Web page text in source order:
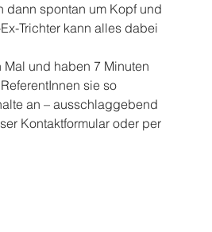
dann spontan um Kopf und
Trichter kann alles dabei
und haben 7 Minuten
sie so
an – ausschlaggebend
Kontaktformular oder per